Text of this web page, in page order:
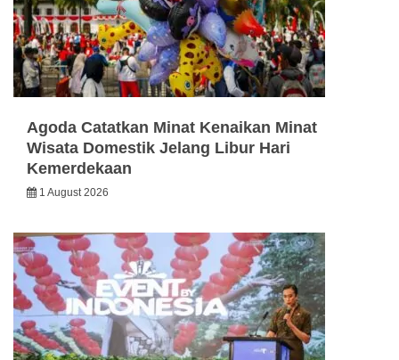
Agoda Catatkan Minat Kenaikan Minat
Wisata Domestik Jelang Libur Hari
Kemerdekaan
1 August 2026